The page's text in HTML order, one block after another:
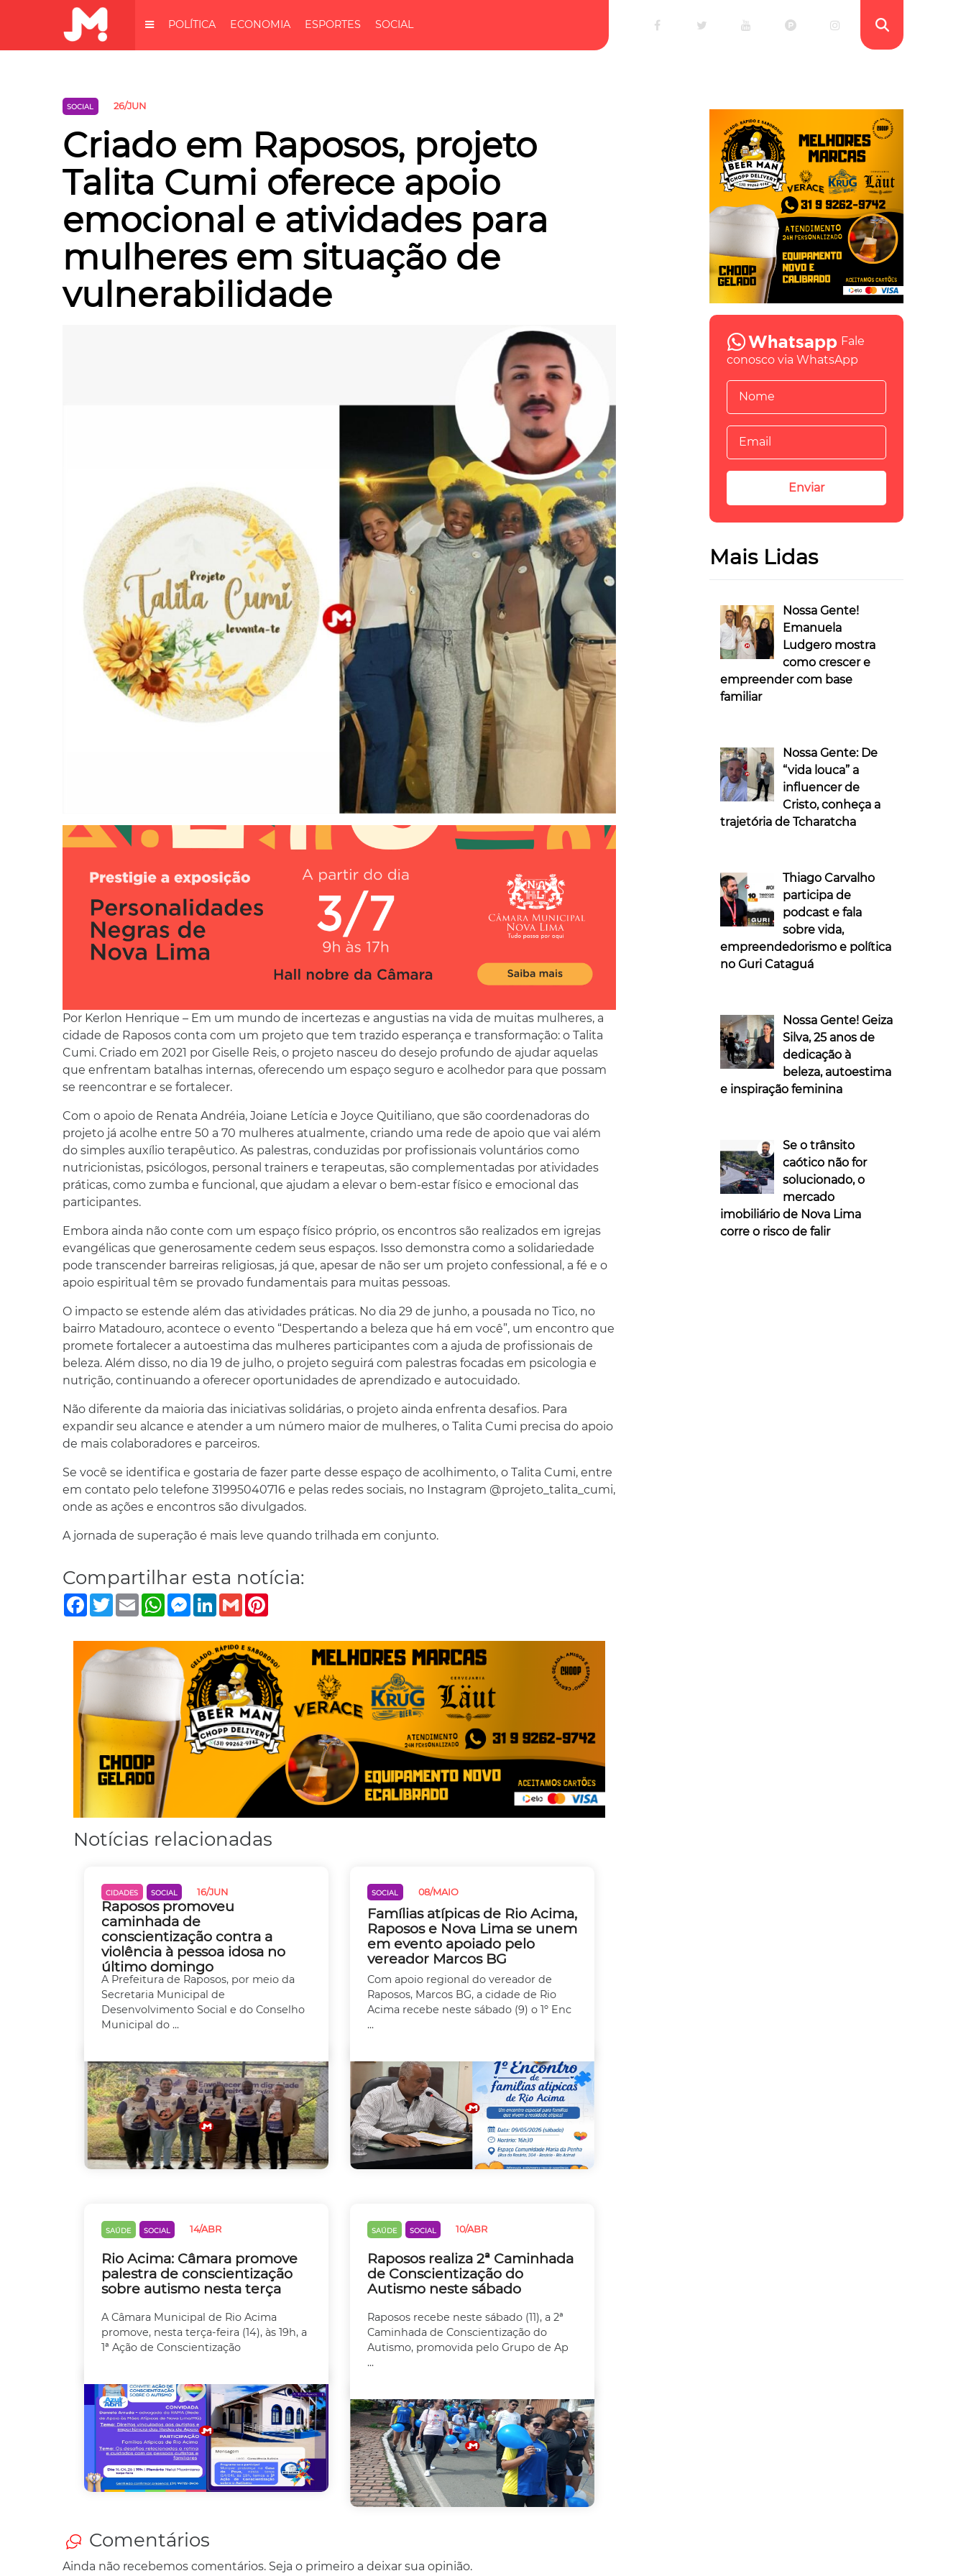
POLÍTICA ECONOMIA ESPORTES SOCIAL
SOCIAL 26/JUN
Criado em Raposos, projeto
Talita Cumi oferece apoio
emocional e atividades para
mulheres em situação de
vulnerabilidade
Por Kerlon Henrique – Em um mundo de incertezas e angustias na vida de muitas mulheres, a
cidade de Raposos conta com um projeto que tem trazido esperança e transformação: o Talita
Cumi. Criado em 2021 por Giselle Reis, o projeto nasceu do desejo profundo de ajudar aquelas
que enfrentam batalhas internas, oferecendo um espaço seguro e acolhedor para que possam
se reencontrar e se fortalecer.
Com o apoio de Renata Andréia, Joiane Letícia e Joyce Quitiliano, que são coordenadoras do
projeto já acolhe entre 50 a 70 mulheres atualmente, criando uma rede de apoio que vai além
do simples auxílio terapêutico. As palestras, conduzidas por profissionais voluntários como
nutricionistas, psicólogos, personal trainers e terapeutas, são complementadas por atividades
práticas, como zumba e funcional, que ajudam a elevar o bem-estar físico e emocional das
participantes.
Embora ainda não conte com um espaço físico próprio, os encontros são realizados em igrejas
evangélicas que generosamente cedem seus espaços. Isso demonstra como a solidariedade
pode transcender barreiras religiosas, já que, apesar de não ser um projeto confessional, a fé e o
apoio espiritual têm se provado fundamentais para muitas pessoas.
O impacto se estende além das atividades práticas. No dia 29 de junho, a pousada no Tico, no
bairro Matadouro, acontece o evento “Despertando a beleza que há em você”, um encontro que
promete fortalecer a autoestima das mulheres participantes com a ajuda de profissionais de
beleza. Além disso, no dia 19 de julho, o projeto seguirá com palestras focadas em psicologia e
nutrição, continuando a oferecer oportunidades de aprendizado e autocuidado.
Não diferente da maioria das iniciativas solidárias, o projeto ainda enfrenta desafios. Para
expandir seu alcance e atender a um número maior de mulheres, o Talita Cumi precisa do apoio
de mais colaboradores e parceiros.
Se você se identifica e gostaria de fazer parte desse espaço de acolhimento, o Talita Cumi, entre
em contato pelo telefone 31995040716 e pelas redes sociais, no Instagram @projeto_talita_cumi,
onde as ações e encontros são divulgados.
A jornada de superação é mais leve quando trilhada em conjunto.
Compartilhar esta notícia:
Facebook
TwitterEmailWhatsApp
Messenger
LinkedIn
Gmail
Notícias relacionadas
CIDADES SOCIAL 16/JUN
Raposos promoveu
caminhada de
conscientização contra a
violência à pessoa idosa no
último domingo
A Prefeitura de Raposos, por meio da
Secretaria Municipal de
Desenvolvimento Social e do Conselho
Municipal do ...
SOCIAL 08/MAIO
Famílias atípicas de Rio Acima,
Raposos e Nova Lima se unem
em evento apoiado pelo
vereador Marcos BG
Com apoio regional do vereador de
Raposos, Marcos BG, a cidade de Rio
Acima recebe neste sábado (9) o 1º Enc
...
SAÚDE SOCIAL 14/ABR
Rio Acima: Câmara promove
palestra de conscientização
sobre autismo nesta terça
A Câmara Municipal de Rio Acima
promove, nesta terça-feira (14), às 19h, a
1ª Ação de Conscientização
SAÚDE SOCIAL 10/ABR
Raposos realiza 2ª Caminhada
de Conscientização do
Autismo neste sábado
Raposos recebe neste sábado (11), a 2ª
Caminhada de Conscientização do
Autismo, promovida pelo Grupo de Ap
...
Comentários
Ainda não recebemos comentários. Seja o primeiro a deixar sua opinião.
Fale
conosco via WhatsApp
Mais Lidas
Nossa Gente!
Emanuela
Ludgero mostra
como crescer e
empreender com base
familiar
Nossa Gente: De
“vida louca” a
influencer de
Cristo, conheça a
trajetória de Tcharatcha
Thiago Carvalho
participa de
podcast e fala
sobre vida,
empreendedorismo e política
no Guri Cataguá
Nossa Gente! Geiza
Silva, 25 anos de
dedicação à
beleza, autoestima
e inspiração feminina
Se o trânsito
caótico não for
solucionado, o
mercado
imobiliário de Nova Lima
corre o risco de falir